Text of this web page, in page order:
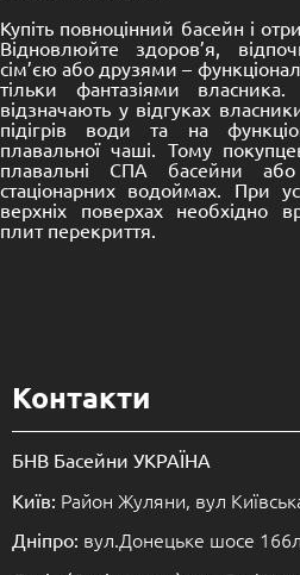
Купіть повноцінний басейн і
Відновлюйте здоров’я,
сім’єю або друзями –
тільки фантазіями
відзначають у відгуках
підігрів води та на
плавальної чаші. Тому
плавальні СПА басейни або
стаціонарних водоймах. При
верхніх поверхах необхідно
плит перекриття.
Контакти
БНВ Басейни УКРАЇНА
Київ: Район Жуляни, вул
Дніпро: вул.Донецьке шосе